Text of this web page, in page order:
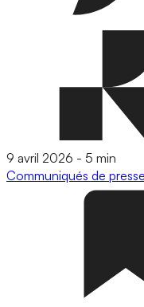
9 avril 2026 - 5 min
Communiqués de presse